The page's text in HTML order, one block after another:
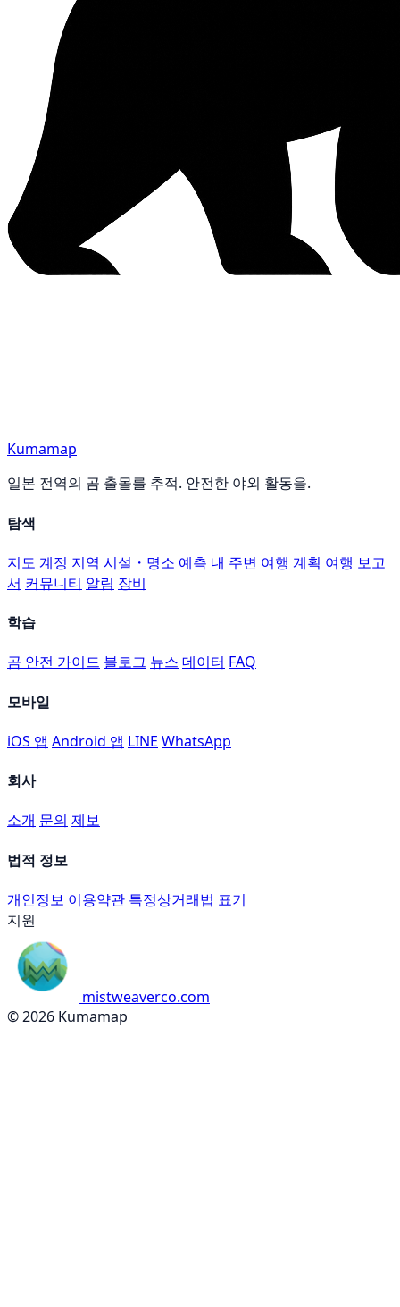
Kumamap
일본 전역의 곰 출몰를 추적. 안전한 야외 활동을.
탐색
지도 계정 지역 시설・명소 예측 내 주변 여행 계획 여행 보고
서 커뮤니티 알림 장비
학습
곰 안전 가이드 블로그 뉴스 데이터 FAQ
모바일
iOS 앱 Android 앱 LINE WhatsApp
회사
소개 문의 제보
법적 정보
개인정보 이용약관 특정상거래법 표기
지원
mistweaverco.com
© 2026 Kumamap